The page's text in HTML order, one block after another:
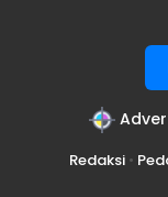
Redaksi•